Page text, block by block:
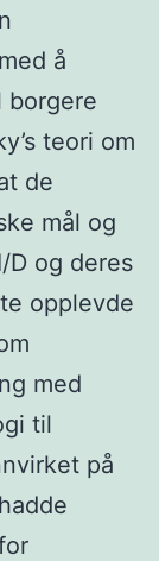
å
borgere
teori om
de
mål og
D og deres
opplevde
med
til
på